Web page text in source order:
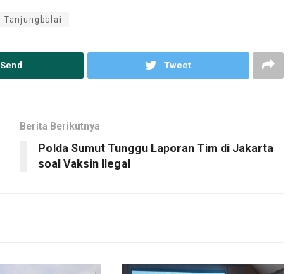
Tanjungbalai
Send Tweet
Berita Berikutnya
Polda Sumut Tunggu Laporan Tim di Jakarta
soal Vaksin Ilegal